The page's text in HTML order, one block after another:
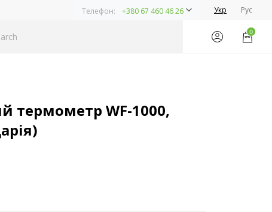
Телефон: +380 67 460 46 26 Укр Рус
0
термометр WF-1000,